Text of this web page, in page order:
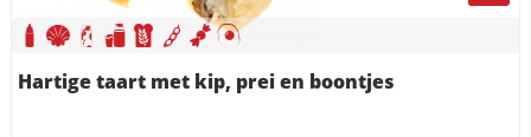
Hartige taart met kip, prei en boontjes